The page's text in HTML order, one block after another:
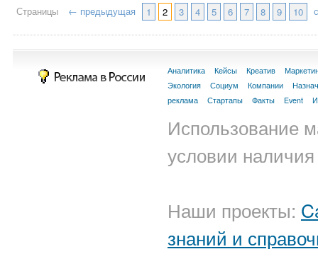
Страницы ← предыдущая 1 2 3 4 5 6 7 8 9 10
Аналитика Кейсы Креатив
Экология
Социум Компании
реклама
Стартапы Факты Event
Использование
условии
Наши проекты:
знаний и